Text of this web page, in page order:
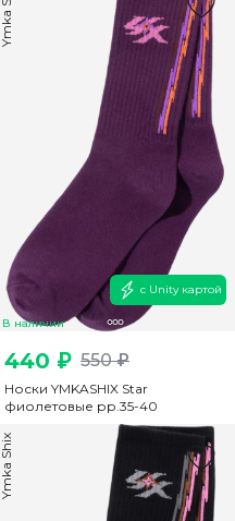
В наличии
Ymka Shix
с Unity картой
440 ₽ 550 ₽
Носки YMKASHIX Star
фиолетовые рр.35-40
Ymka Shix